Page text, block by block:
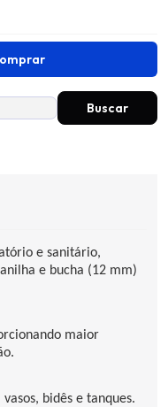
e sanitário,
e bucha (12 mm)
maior
bidês e tanques.